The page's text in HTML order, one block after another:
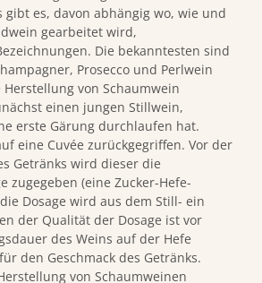
gibt es, davon abhängig wo, wie und
gearbeitet wird,
Die bekanntesten sind
Prosecco und Perlwein
Herstellung von Schaumwein
einen jungen Stillwein,
erste Gärung durchlaufen hat.
eine Cuvée zurückgegriffen. Vor der
Getränks wird dieser die
zugegeben (eine Zucker-Hefe-
Dosage wird aus dem Still- ein
der Qualität der Dosage ist vor
des Weins auf der Hefe
den Geschmack des Getränks.
von Schaumweinen